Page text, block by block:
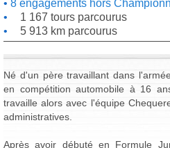
8 engagements hors
1 167 tours parcourus
5 913 km parcourus
Né d'un père travaillant dans
en compétition automobile à 16
travaille alors avec l'équipe
administratives.
Après avoir débuté en Formule